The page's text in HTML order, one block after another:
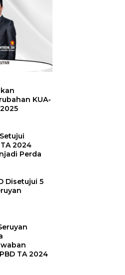
KUA-
2024
Perda
Disetujui 5
TA 2024